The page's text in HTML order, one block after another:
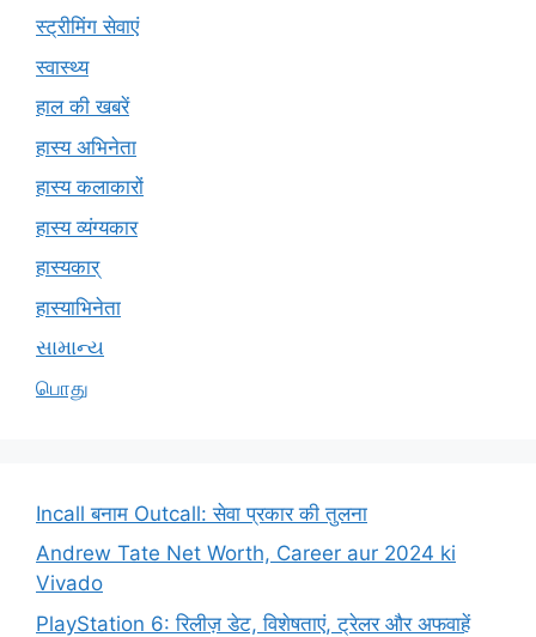
स्ट्रीमिंग सेवाएं
स्वास्थ्य
हाल की खबरें
हास्य अभिनेता
हास्य कलाकारों
हास्य व्यंग्यकार
हास्यकार्
हास्याभिनेता
સામાન્ય
பொது
Incall बनाम Outcall: सेवा प्रकार की तुलना
Andrew Tate Net Worth, Career aur 2024 ki
Vivado
PlayStation 6: रिलीज़ डेट, विशेषताएं, ट्रेलर और अफवाहें